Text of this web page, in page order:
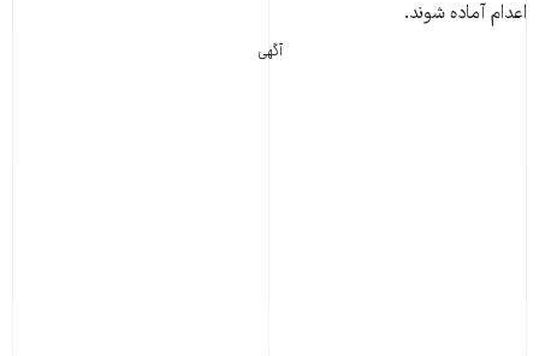
اعدام آماده شوند.
آگهی